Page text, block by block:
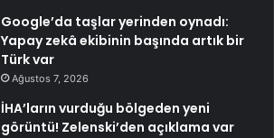
Google’da taşlar yerinden oynadı:
Yapay zekâ ekibinin başında artık bir
Türk var
Ağustos 7, 2026
İHA’ların vurduğu bölgeden yeni
görüntü! Zelenski’den açıklama var